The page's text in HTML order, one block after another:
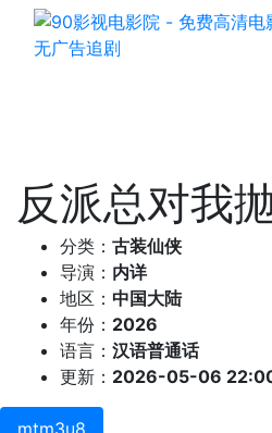
反派总对我
分类： 古装仙侠
导演： 内详
地区： 中国大陆
年份： 2026
语言： 汉语普通话
更新： 2026-05-06
mtm3u8